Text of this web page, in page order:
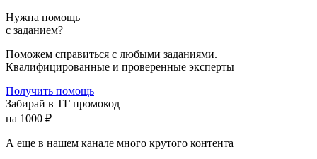
Нужна помощь
с заданием?
Поможем справиться с любыми заданиями.
Квалифицированные и проверенные эксперты
Получить помощь
Забирай в ТГ промокод
на 1000 ₽
А еще в нашем канале много крутого контента